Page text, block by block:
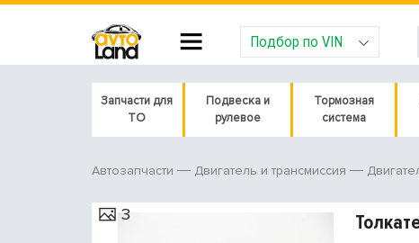
Подбор по VIN
Запчасти для
ТО
Подвеска и
рулевое
Тормозная
система
Автозапчасти Двигатель и трансмиссия
3